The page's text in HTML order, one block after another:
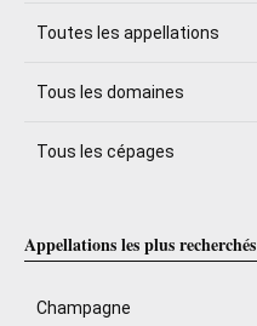
Toutes les appellations
Tous les domaines
Tous les cépages
Appellations les plus recherchés
Champagne